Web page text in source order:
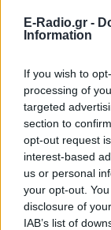
E-Radio.gr -
Information
If you wish to
processing of
targeted
section to
opt-out request
interest-based
us or personal
your opt-out.
disclosure of
IAB’s list of
ειδήσεων του